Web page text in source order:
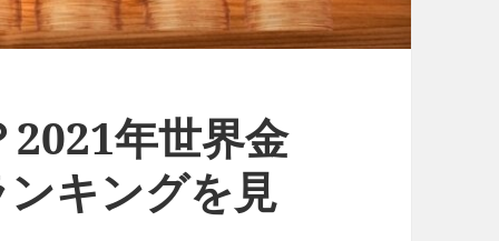
年世界金
キングを見